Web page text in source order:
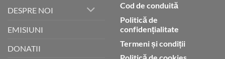
DESPRE NOI
EMISIUNI
DONATII
Cod de conduită
Politică de
confidențialitate
Termeni și condiții